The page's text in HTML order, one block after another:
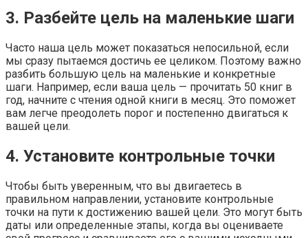
3. Разбейте цель на маленькие шаги
Часто наша цель может показаться непосильной, если
мы сразу пытаемся достичь ее целиком. Поэтому важно
разбить большую цель на маленькие и конкретные
шаги. Например, если ваша цель — прочитать 50 книг в
год, начните с чтения одной книги в месяц. Это поможет
вам легче преодолеть порог и постепенно двигаться к
вашей цели.
4. Установите контрольные точки
Чтобы быть уверенным, что вы двигаетесь в
правильном направлении, установите контрольные
точки на пути к достижению вашей цели. Это могут быть
даты или определенные этапы, когда вы оцениваете